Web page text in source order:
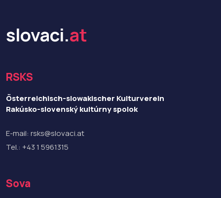
slovaci.at
RSKS
Österreichisch-slowakischer Kulturverein
Rakúsko-slovenský kultúrny spolok
E-mail: rsks@slovaci.at
Tel.: +43 1 5961315
Sova